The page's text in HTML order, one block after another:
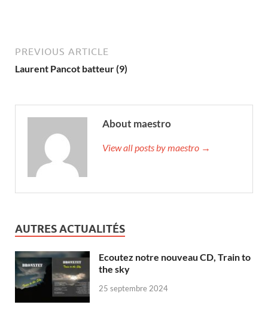
PREVIOUS ARTICLE
Laurent Pancot batteur (9)
About maestro
View all posts by maestro →
AUTRES ACTUALITÉS
Ecoutez notre nouveau CD, Train to
the sky
25 septembre 2024